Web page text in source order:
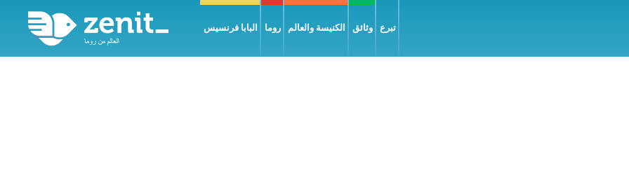
البابا فرنسيس روما الكنيسة والعالم وثائق تبرع